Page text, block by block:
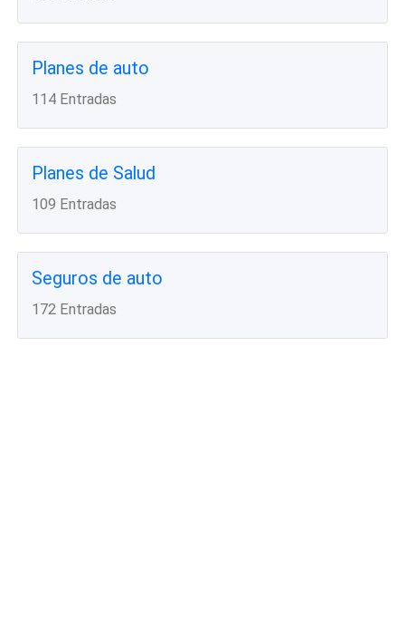
Planes de auto
114 Entradas
Planes de Salud
109 Entradas
Seguros de auto
172 Entradas